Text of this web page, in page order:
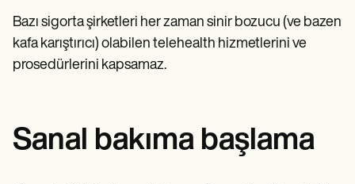
Bazı sigorta şirketleri her zaman sinir bozucu (ve bazen
kafa karıştırıcı) olabilen telehealth hizmetlerini ve
prosedürlerini kapsamaz.
Sanal bakıma başlama